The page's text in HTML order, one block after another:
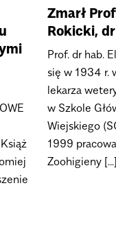
Zmarł
Rokicki,
Prof. dr hab.
się w 1934 r.
lekarza
w Szkole
Wiejskiego
1999
Zoohigieny [...]